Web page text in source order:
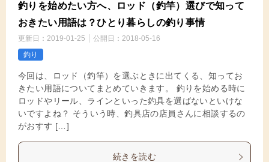
釣りを始めたい方へ、ロッド（釣竿）選びで知って
おきたい用語は？ひとり暮らしの釣り事情
更新日： 2019-01-25 公開日： 2018-05-16
釣り
今回は、ロッド（釣竿）を選ぶときに出てくる、知ってお
きたい用語についてまとめていきます。 釣りを始める時に
ロッドやリール、ラインといった釣具を選ばないといけな
いですよね？ そういう時、釣具店の店員さんに相談するの
がおすす […]
続きを読む